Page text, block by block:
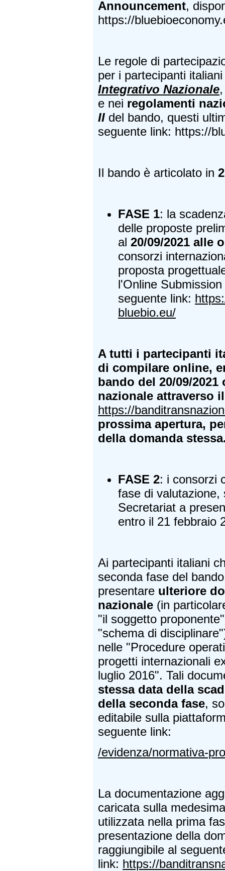
Announcement,
https://
Le regole di
per i partecipanti
Integrativo Nazionale
e nei regolamenti
II del bando, questi
seguente link: https://
Il bando è articolato in
FASE 1: la
delle proposte
al 20/09/2021 alle
consorzi
proposta
l'Online
seguente link:
bluebio.eu/
A tutti i partecipanti
di compilare online,
bando del 20/09/2021
nazionale attraverso
https://
prossima apertura,
della domanda
FASE 2: i consorzi
fase di valutazione,
Secretariat a
entro il 21 febbraio
Ai partecipanti italiani
seconda fase del
presentare ulteriore
nazionale (in
"il soggetto
"schema di
nelle "Procedure
progetti internazionali
luglio 2016". Tali
stessa data della
della seconda fase,
editabile sulla
seguente link:
/evidenza/normativa-
La documentazione
caricata sulla
utilizzata nella prima
presentazione della
raggiungibile al
link: https://